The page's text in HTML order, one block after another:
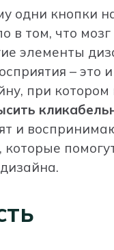
одни кнопки
в том, что мозг
элементы
– это
при котором
и